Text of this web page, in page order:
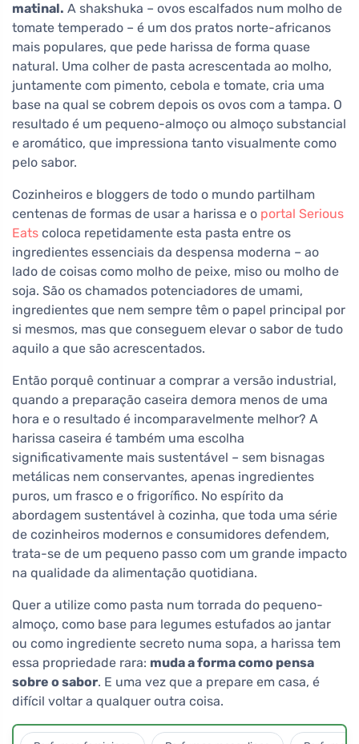
matinal. A shakshuka – ovos escalfados num molho de
tomate temperado – é um dos pratos norte-africanos
mais populares, que pede harissa de forma quase
natural. Uma colher de pasta acrescentada ao molho,
juntamente com pimento, cebola e tomate, cria uma
base na qual se cobrem depois os ovos com a tampa. O
resultado é um pequeno-almoço ou almoço substancial
e aromático, que impressiona tanto visualmente como
pelo sabor.
Cozinheiros e bloggers de todo o mundo partilham
centenas de formas de usar a harissa e o portal Serious
Eats coloca repetidamente esta pasta entre os
ingredientes essenciais da despensa moderna – ao
lado de coisas como molho de peixe, miso ou molho de
soja. São os chamados potenciadores de umami,
ingredientes que nem sempre têm o papel principal por
si mesmos, mas que conseguem elevar o sabor de tudo
aquilo a que são acrescentados.
Então porquê continuar a comprar a versão industrial,
quando a preparação caseira demora menos de uma
hora e o resultado é incomparavelmente melhor? A
harissa caseira é também uma escolha
significativamente mais sustentável – sem bisnagas
metálicas nem conservantes, apenas ingredientes
puros, um frasco e o frigorífico. No espírito da
abordagem sustentável à cozinha, que toda uma série
de cozinheiros modernos e consumidores defendem,
trata-se de um pequeno passo com um grande impacto
na qualidade da alimentação quotidiana.
Quer a utilize como pasta num torrada do pequeno-
almoço, como base para legumes estufados ao jantar
ou como ingrediente secreto numa sopa, a harissa tem
essa propriedade rara: muda a forma como pensa
sobre o sabor. E uma vez que a prepare em casa, é
difícil voltar a qualquer outra coisa.